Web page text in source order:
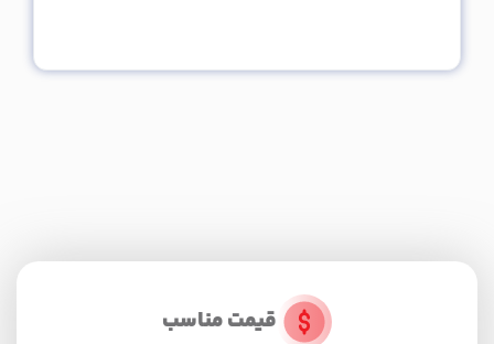
قیمت مناسب